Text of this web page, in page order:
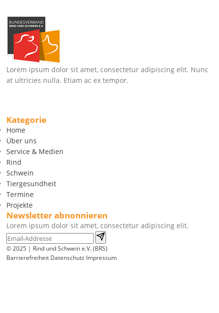
Lorem ipsum dolor sit amet, consectetur adipiscing elit. Nunc
at ultricies nulla. Etiam ac ex tempor.
Kategorie
Home
Über uns
Service & Medien
Rind
Schwein
Tiergesundheit
Termine
Projekte
Newsletter abnonnieren
Lorem ipsum dolor sit amet, consectetur adipiscing elit.
© 2025 | Rind und Schwein e.V. (BRS)
Barrierefreiheit Datenschutz Impressum